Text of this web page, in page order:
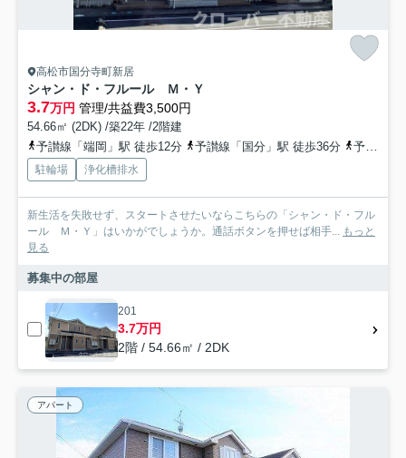
高松市国分寺町新居
シャン・ド・フルール Ｍ・Ｙ
3.7万円 管理/共益費3,500円
54.66㎡ (2DK) /築22年 /2階建
予讃線「端岡」駅 徒歩12分
予讃線「国分」駅 徒歩36分 予讃線「鬼無」駅 徒歩52分
駐輪場 浄化槽排水
新生活を失敗せず、スタートさせたいならこちらの「シャン・ド・フル
ール Ｍ・Ｙ」はいかがでしょうか。通話ボタンを押せば相手...
もっと
見る
募集中の部屋
201
3.7万円
2階 / 54.66㎡ / 2DK
アパート